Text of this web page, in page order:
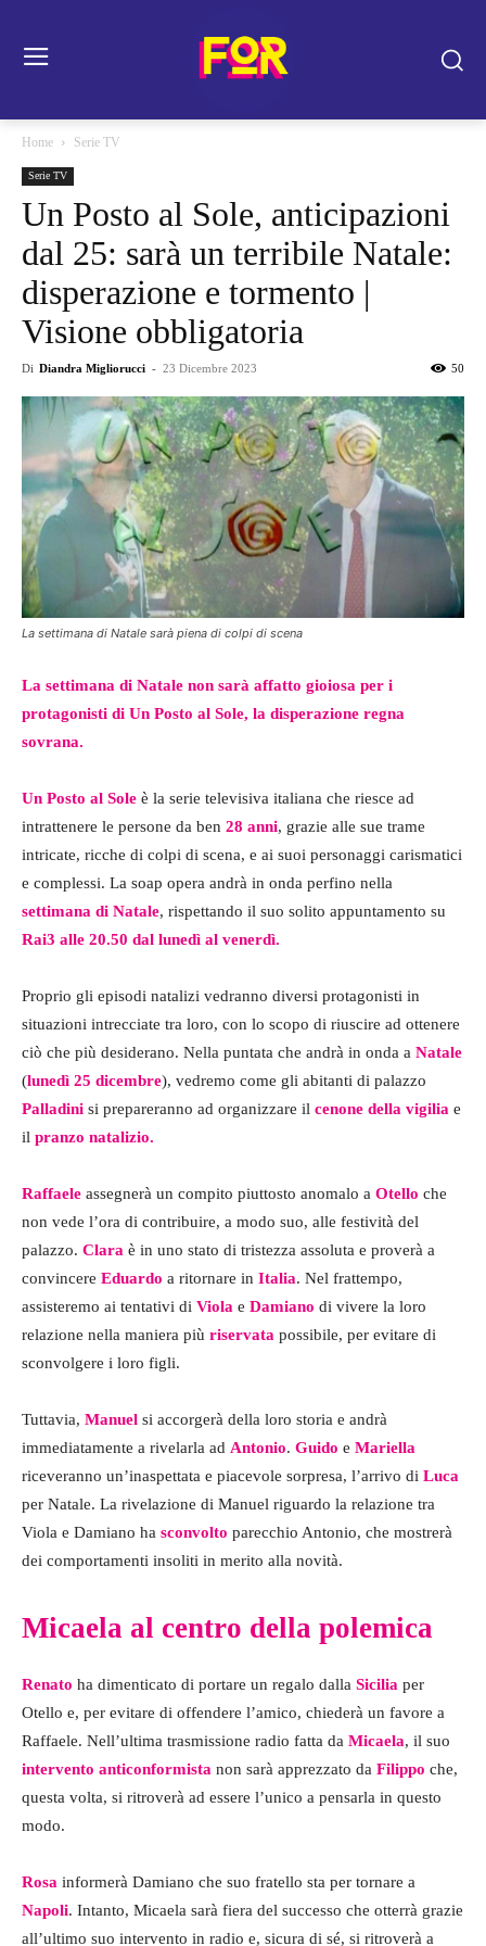
Home Serie TV
Serie TV
Un Posto al Sole, anticipazioni
dal 25: sarà un terribile Natale:
disperazione e tormento |
Visione obbligatoria
Di Diandra Migliorucci - 23 Dicembre 2023 50
La settimana di Natale sarà piena di colpi di scena
La settimana di Natale non sarà affatto gioiosa per i
protagonisti di Un Posto al Sole, la disperazione regna
sovrana.
Un Posto al Sole è la serie televisiva italiana che riesce ad
intrattenere le persone da ben 28 anni, grazie alle sue trame
intricate, ricche di colpi di scena, e ai suoi personaggi carismatici
e complessi. La soap opera andrà in onda perfino nella
settimana di Natale, rispettando il suo solito appuntamento su
Rai3 alle 20.50 dal lunedì al venerdì.
Proprio gli episodi natalizi vedranno diversi protagonisti in
situazioni intrecciate tra loro, con lo scopo di riuscire ad ottenere
ciò che più desiderano. Nella puntata che andrà in onda a Natale
(lunedì 25 dicembre), vedremo come gli abitanti di palazzo
Palladini si prepareranno ad organizzare il cenone della vigilia e
il pranzo natalizio.
Raffaele assegnerà un compito piuttosto anomalo a Otello che
non vede l’ora di contribuire, a modo suo, alle festività del
palazzo. Clara è in uno stato di tristezza assoluta e proverà a
convincere Eduardo a ritornare in Italia. Nel frattempo,
assisteremo ai tentativi di Viola e Damiano di vivere la loro
relazione nella maniera più riservata possibile, per evitare di
sconvolgere i loro figli.
Tuttavia, Manuel si accorgerà della loro storia e andrà
immediatamente a rivelarla ad Antonio. Guido e Mariella
riceveranno un’inaspettata e piacevole sorpresa, l’arrivo di Luca
per Natale. La rivelazione di Manuel riguardo la relazione tra
Viola e Damiano ha sconvolto parecchio Antonio, che mostrerà
dei comportamenti insoliti in merito alla novità.
Micaela al centro della polemica
Renato ha dimenticato di portare un regalo dalla Sicilia per
Otello e, per evitare di offendere l’amico, chiederà un favore a
Raffaele. Nell’ultima trasmissione radio fatta da Micaela, il suo
intervento anticonformista non sarà apprezzato da Filippo che,
questa volta, si ritroverà ad essere l’unico a pensarla in questo
modo.
Rosa informerà Damiano che suo fratello sta per tornare a
Napoli. Intanto, Micaela sarà fiera del successo che otterrà grazie
all’ultimo suo intervento in radio e, sicura di sé, si ritroverà a